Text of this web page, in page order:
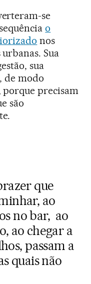
se
o
nos
Sua
sua
de modo
porque precisam
são
que
ao
no bar, ao
ao chegar a
passam a
quais não